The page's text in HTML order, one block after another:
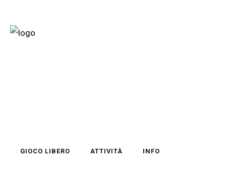
GIOCO LIBERO ATTIVITÀ INFO